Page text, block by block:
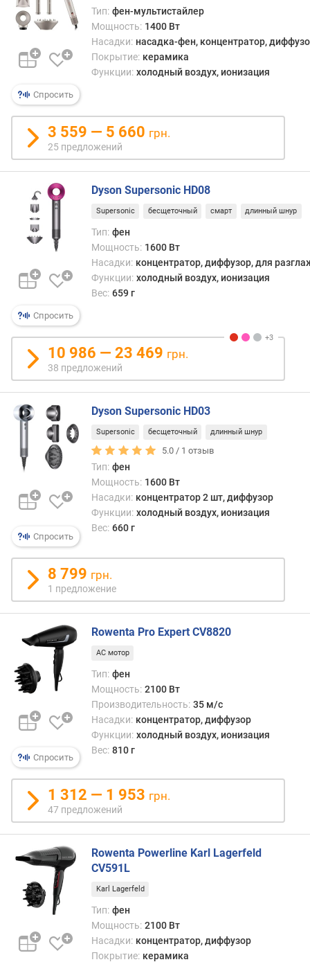
о
т
и
т
е
п
т
у
р
н
е
р
ж
и
м
ы
с
о
в
д
у
ш
н
о
г
о
п
т
о
а
(
/
с
)
в
о
з
д
ш
н
й
п
Спросить
Тип: фен-мультистайлер
Мощность: 1400 Вт
Насадки: насадка-фен, концентратор,
Покрытие: керамика
Функции: холодный воздух, ионизация
3 559 — 5 660 грн.
25 предложений
Спросить
Dyson Supersonic HD08
Supersonic бесщеточный смарт длинный шнур
Тип: фен
Мощность: 1600 Вт
Насадки: концентратор, диффузор, для
Функции: холодный воздух, ионизация
Вес: 659 г
10 986 — 23 469 грн.
38 предложений
Спросить
Dyson Supersonic HD03
Supersonic бесщеточный длинный шнур
5.0 / 1 отзыв
Тип: фен
Мощность: 1600 Вт
Насадки: концентратор 2 шт, диффузор
Функции: холодный воздух, ионизация
Вес: 660 г
8 799 грн.
1 предложение
Спросить
Rowenta Pro Expert CV8820
AC мотор
Тип: фен
Мощность: 2100 Вт
Производительность: 35 м/с
Насадки: концентратор, диффузор
Функции: холодный воздух, ионизация
Вес: 810 г
1 312 — 1 953 грн.
47 предложений
Rowenta Powerline Karl Lagerfeld
CV591L
Karl Lagerfeld
Тип: фен
Мощность: 2100 Вт
Насадки: концентратор, диффузор
Покрытие: керамика